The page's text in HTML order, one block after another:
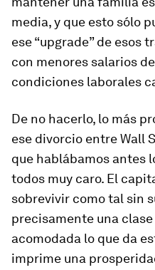
media, y que esto sólo
ese “upgrade” de esos
con menores salarios
condiciones laborales
De no hacerlo, lo más
ese divorcio entre Wall
que hablábamos antes
todos muy caro. El
sobrevivir como tal sin
precisamente una
acomodada lo que da
imprime una